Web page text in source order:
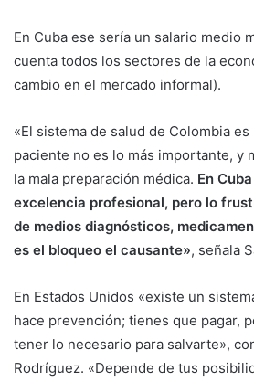
En Cuba ese sería un salario medio
cuenta todos los sectores de la
cambio en el mercado informal).
«El sistema de salud de Colombia
paciente no es lo más importante, y
la mala preparación médica. En
excelencia profesional, pero lo
de medios diagnósticos,
es el bloqueo el causante», señala
En Estados Unidos «existe un
hace prevención; tienes que pagar,
tener lo necesario para salvarte»,
Rodríguez. «Depende de tus